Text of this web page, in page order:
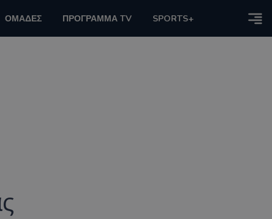
ΟΜΑΔΕΣ ΠΡΟΓΡΑΜΜΑ TV SPORTS+